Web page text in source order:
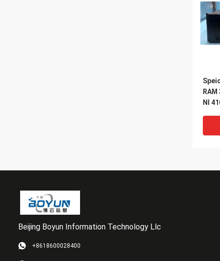
Nl
Beijing Boyun Information Technology Llc
+8618600028400